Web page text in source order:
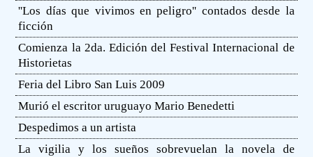
''Los días que vivimos en peligro'' contados desde la
ficción
Comienza la 2da. Edición del Festival Internacional de
Historietas
Feria del Libro San Luis 2009
Murió el escritor uruguayo Mario Benedetti
Despedimos a un artista
La vigilia y los sueños sobrevuelan la novela de